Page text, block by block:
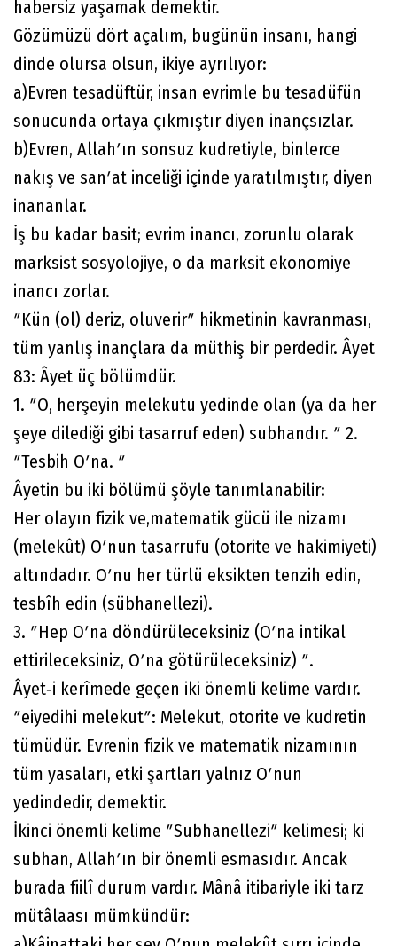
habersiz yaşamak demektir.
Gözümüzü dört açalım, bugünün insanı, hangi
dinde olursa olsun, ikiye ayrılıyor:
a)Evren tesadüftür, insan evrimle bu tesadüfün
sonucunda ortaya çıkmıştır diyen inançsızlar.
b)Evren, Allahʹın sonsuz kudretiyle, binlerce
nakış ve sanʹat inceliği içinde yaratılmıştır, diyen
inananlar.
İş bu kadar basit; evrim inancı, zorunlu olarak
marksist sosyolojiye, o da marksit ekonomiye
inancı zorlar.
ʺKün (ol) deriz, oluverirʺ hikmetinin kavranması,
tüm yanlış inançlara da müthiş bir perdedir. Âyet
83: Âyet üç bölümdür.
1. ʺO, herşeyin melekutu yedinde olan (ya da her
şeye dilediği gibi tasarruf eden) subhandır. ʺ 2.
ʺTesbih Oʹna. ʺ
Âyetin bu iki bölümü şöyle tanımlanabilir:
Her olayın fizik ve,matematik gücü ile nizamı
(melekût) Oʹnun tasarrufu (otorite ve hakimiyeti)
altındadır. Oʹnu her türlü eksikten tenzih edin,
tesbîh edin (sübhanellezi).
3. ʺHep Oʹna döndürüleceksiniz (Oʹna intikal
ettirileceksiniz, Oʹna götürüleceksiniz) ʺ.
Âyet‐i kerîmede geçen iki önemli kelime vardır.
ʺeiyedihi melekutʺ: Melekut, otorite ve kudretin
tümüdür. Evrenin fizik ve matematik nizamının
tüm yasaları, etki şartları yalnız Oʹnun
yedindedir, demektir.
İkinci önemli kelime ʺSubhanelleziʺ kelimesi; ki
subhan, Allahʹın bir önemli esmasıdır. Ancak
burada fiilî durum vardır. Mânâ itibariyle iki tarz
mütâlaası mümkündür: